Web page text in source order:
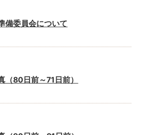
備委員会について
（80日前～71日前）